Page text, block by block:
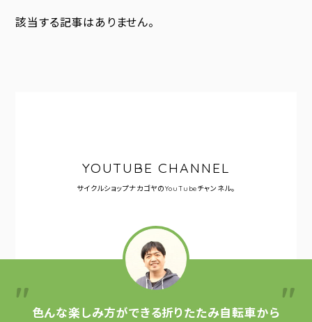
該当する記事はありません。
YOUTUBE CHANNEL
サイクルショップナカゴヤのYouTubeチャンネル。
色んな楽しみ方ができる折りたたみ自転車から